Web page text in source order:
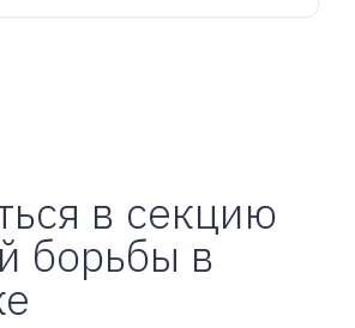
в секцию
борьбы в